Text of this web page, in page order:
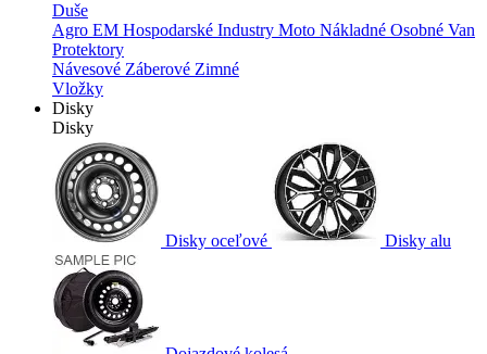
Duše
Agro EM Hospodarské Industry Moto Nákladné Osobné Van
Protektory
Návesové Záberové Zimné
Vložky
Disky
Disky
Disky oceľové Disky alu